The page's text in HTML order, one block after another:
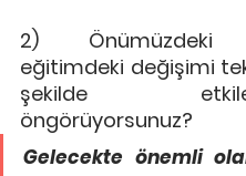
2) Önümüzdeki
eğitimdeki değişimi
şekilde
öngörüyorsunuz?
Gelecekte önemli